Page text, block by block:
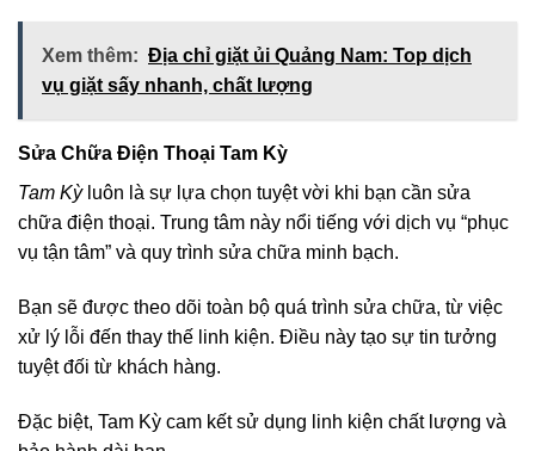
Xem thêm: Địa chỉ giặt ủi Quảng Nam: Top dịch
vụ giặt sấy nhanh, chất lượng
Sửa Chữa Điện Thoại Tam Kỳ
Tam Kỳluôn là sự lựa chọn tuyệt vời khi bạn cần sửa
chữa điện thoại. Trung tâm này nổi tiếng với dịch vụ “phục
vụ tận tâm” và quy trình sửa chữa minh bạch.
Bạn sẽ được theo dõi toàn bộ quá trình sửa chữa, từ việc
xử lý lỗi đến thay thế linh kiện. Điều này tạo sự tin tưởng
tuyệt đối từ khách hàng.
Đặc biệt, Tam Kỳ cam kết sử dụng linh kiện chất lượng và